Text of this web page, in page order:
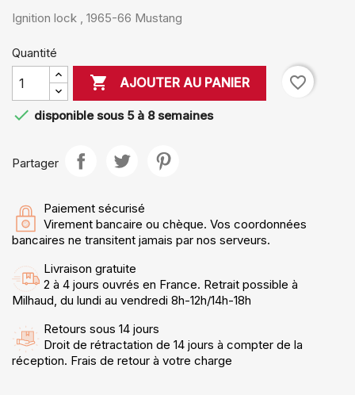
Ignition lock , 1965-66 Mustang
Quantité
 AJOUTER AU PANIER
favorite_border
 disponible sous 5 à 8 semaines
Partager
Paiement sécurisé
Virement bancaire ou chèque. Vos coordonnées
bancaires ne transitent jamais par nos serveurs.
Livraison gratuite
2 à 4 jours ouvrés en France. Retrait possible à
Milhaud, du lundi au vendredi 8h-12h/14h-18h
Retours sous 14 jours
Droit de rétractation de 14 jours à compter de la
réception. Frais de retour à votre charge